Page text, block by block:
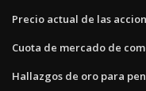
Precio actual de las
Cuota de mercado de
Hallazgos de oro para